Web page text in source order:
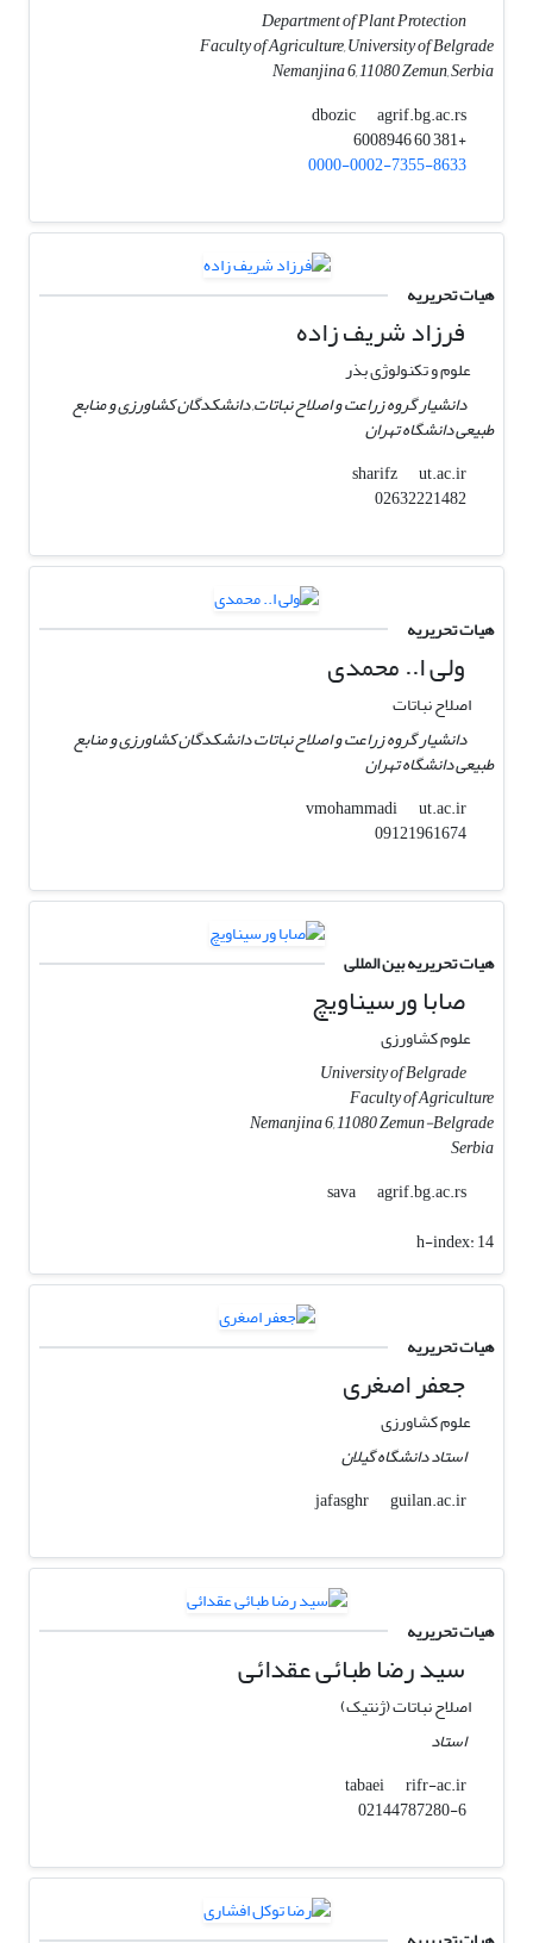
Department of Plant Protection
Faculty of Agriculture, University of Belgrade
Nemanjina 6, 11080 Zemun, Serbia
dbozic
agrif.bg.ac.rs
+381 60 6008946
0000-0002-7355-8633
هیات تحریریه
فرزاد شریف زاده
علوم و تکنولوژی بذر
دانشیار گروه زراعت و اصلاح نباتات, دانشکدگان کشاورزی و منابع
طبیعی دانشگاه تهران
sharifz
ut.ac.ir
02632221482
هیات تحریریه
ولی ا.. محمدی
اصلاح نباتات
دانشیار گروه زراعت و اصلاح نباتات دانشکدگان کشاورزی و منابع
طبیعی دانشگاه تهران
vmohammadi
ut.ac.ir
09121961674
هیات تحریریه بین المللی
صابا ورسیناویچ
علوم کشاورزی
University of Belgrade
Faculty of Agriculture
Nemanjina 6, 11080 Zemun-Belgrade
Serbia
sava
agrif.bg.ac.rs
h-index:14
هیات تحریریه
جعفر اصغری
علوم کشاورزی
استاد دانشگاه گیلان
jafasghr
guilan.ac.ir
هیات تحریریه
سید رضا طبائی عقدائی
اصلاح نباتات (ژنتیک)
استاد
tabaei
rifr-ac.ir
02144787280-6